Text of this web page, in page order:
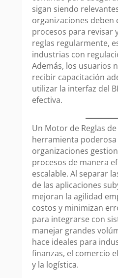
sigan siendo
organizaciones deben
procesos para revisar
reglas regularmente,
industrias con
Además, los usuarios
recibir capacitación
utilizar la interfaz del
efectiva.
Un Motor de Reglas
herramienta
organizaciones
procesos de manera
escalable. Al separar
de las aplicaciones
mejoran la agilidad
costos y minimizan
para integrarse con
manejar grandes
hace ideales para
finanzas, el comercio
y la logística.